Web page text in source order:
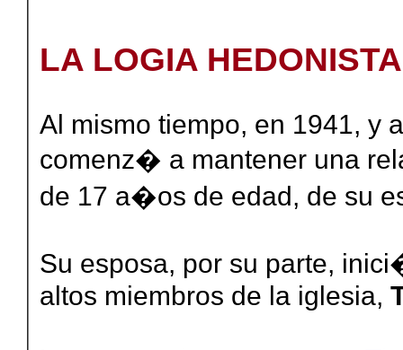
LA LOGIA
Al mismo tiempo, en 1941, y
comenz� a mantener una
de 17 a�os de edad, de su
Su esposa, por su parte,
altos miembros de la iglesia,